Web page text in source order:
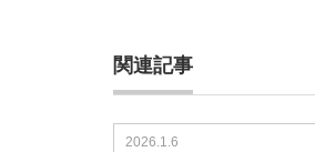
関連記事
2026.1.6